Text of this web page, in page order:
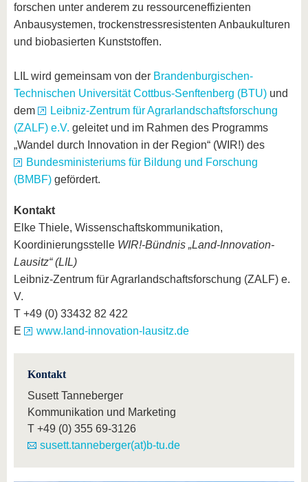
forschen unter anderem zu ressourceneffizienten
Anbausystemen, trockenstressresistenten Anbaukulturen
und biobasierten Kunststoffen.
LIL wird gemeinsam von der Brandenburgischen-
Technischen Universität Cottbus-Senftenberg (BTU) und
dem
Leibniz-Zentrum für Agrarlandschaftsforschung
(ZALF) e.V. geleitet und im Rahmen des Programms
„Wandel durch Innovation in der Region“ (WIR!) des
Bundesministeriums für Bildung und Forschung
(BMBF) gefördert.
Kontakt
Elke Thiele, Wissenschaftskommunikation,
Koordinierungsstelle WIR!-Bündnis „Land-Innovation-
Lausitz“ (LIL)
Leibniz-Zentrum für Agrarlandschaftsforschung (ZALF) e.
V.
T +49 (0) 33432 82 422
E
www.land-innovation-lausitz.de
Kontakt
Susett Tanneberger
Kommunikation und Marketing
T +49 (0) 355 69-3126
susett.tanneberger(at)b-tu.de